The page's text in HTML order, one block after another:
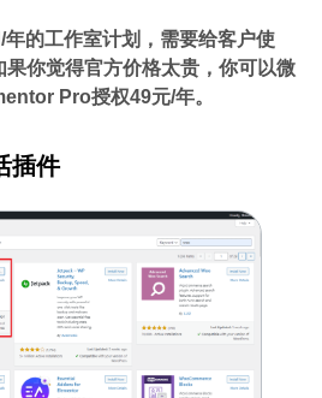
的工作室计划，需要给客户使
你觉得官方价格太贵，你可以微
Pro授权49元/年。
插件